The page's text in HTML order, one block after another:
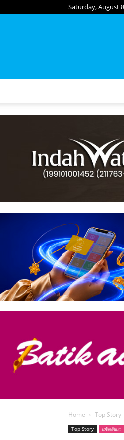
Saturday, August
Home Top Story
Top Story மலேசியா